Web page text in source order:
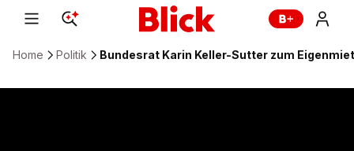
Home Politik Bundesrat Karin Keller-Sutter zum